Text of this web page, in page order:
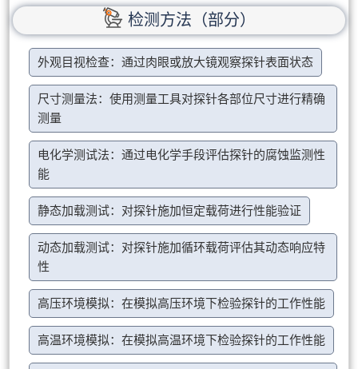
检测方法（部分）
外观目视检查：通过肉眼或放大镜观察探针表面状态
尺寸测量法：使用测量工具对探针各部位尺寸进行精确
测量
电化学测试法：通过电化学手段评估探针的腐蚀监测性
能
静态加载测试：对探针施加恒定载荷进行性能验证
动态加载测试：对探针施加循环载荷评估其动态响应特
性
高压环境模拟：在模拟高压环境下检验探针的工作性能
高温环境模拟：在模拟高温环境下检验探针的工作性能